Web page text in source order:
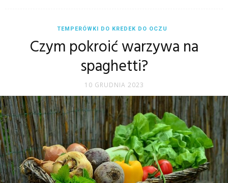
TEMPERÓWKI DO KREDEK DO OCZU
Czym pokroić warzywa na
spaghetti?
10 GRUDNIA 2023